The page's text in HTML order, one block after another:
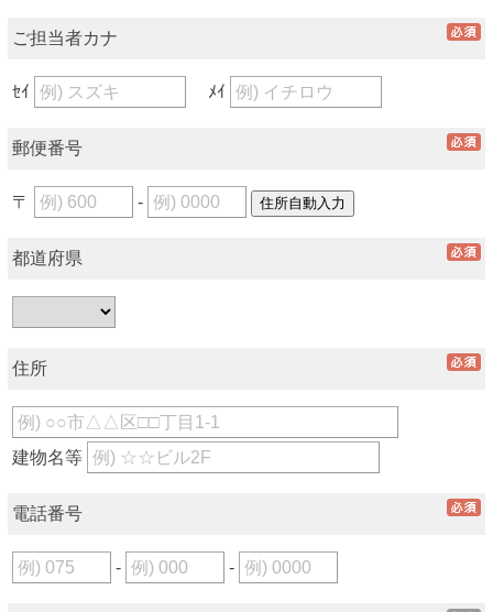
ご担当者カナ
ｾｲ ﾒｲ
郵便番号
〒 -
都道府県
住所
建物名等
電話番号
- -